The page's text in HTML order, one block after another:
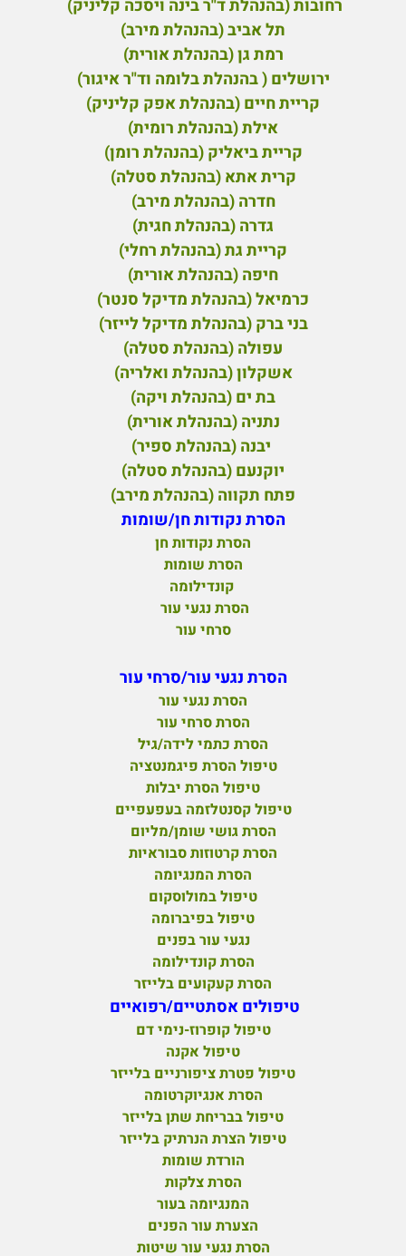
רחובות (בהנהלת ד"ר בינה ויסכה קליניק)
תל אביב (בהנהלת מירב)
רמת גן (בהנהלת אורית)
ירושלים ( בהנהלת בלומה וד"ר איגור)
קריית חיים (בהנהלת אפק קליניק)
אילת (בהנהלת רומית)
קריית ביאליק (בהנהלת רומן)
קרית אתא (בהנהלת סטלה)
חדרה (בהנהלת מירב)
גדרה (בהנהלת חגית)
קריית גת (בהנהלת רחלי)
חיפה (בהנהלת אורית)
כרמיאל (בהנהלת מדיקל סנטר)
בני ברק (בהנהלת מדיקל לייזר)
עפולה (בהנהלת סטלה)
אשקלון (בהנהלת ואלריה)
בת ים (בהנהלת ויקה)
נתניה (בהנהלת אורית)
יבנה (בהנהלת ספיר)
יוקנעם (בהנהלת סטלה)
פתח תקווה (בהנהלת מירב)
הסרת נקודות חן/שומות
הסרת נקודות חן
הסרת שומות
קונדילומה
הסרת נגעי עור
סרחי עור
הסרת נגעי עור/סרחי עור
הסרת נגעי עור
הסרת סרחי עור
הסרת כתמי לידה/גיל
טיפול הסרת פיגמנטציה
טיפול הסרת יבלות
טיפול קסנטלזמה בעפעפיים
הסרת גושי שומן/מליום
הסרת קרטוזות סבוראיות
הסרת המנגיומה
טיפול במולוסקום
טיפול בפיברומה
נגעי עור בפנים
הסרת קונדילומה
הסרת קעקועים בלייזר
טיפולים אסתטיים/רפואיים
טיפול קופרוז-נימי דם
טיפול אקנה
טיפול פטרת ציפורניים בלייזר
הסרת אנגיוקרטומה
טיפול בבריחת שתן בלייזר
טיפול הצרת הנרתיק בלייזר
הורדת שומות
הסרת צלקות
המנגיומה בעור
הצערת עור הפנים
הסרת נגעי עור שיטות